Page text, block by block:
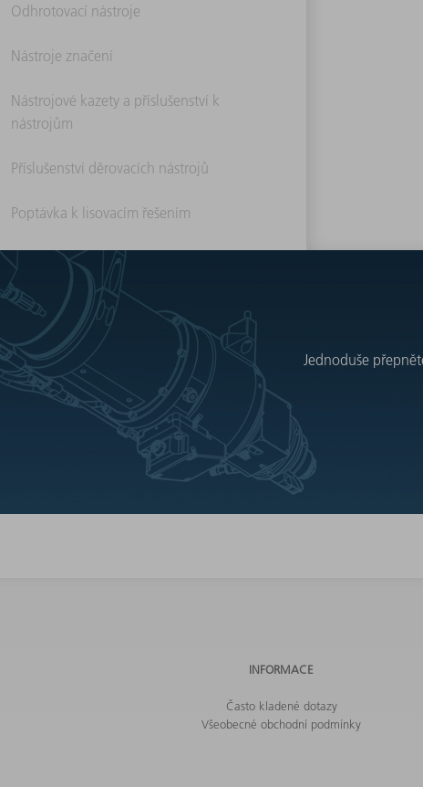
Odhrotovací nástroje
Nástroje značení
Nástrojové kazety a příslušenství k
nástrojům
Příslušenství děrovacích nástrojů
Poptávka k lisovacím řešením
Jednoduše
INFORMACE
Často kladené dotazy
Všeobecné obchodní podmínky